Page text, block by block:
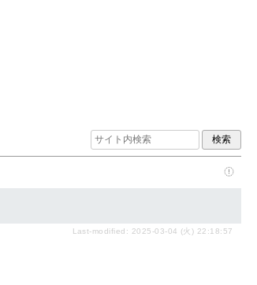
Last-modified: 2025-03-04 (火) 22:18:57